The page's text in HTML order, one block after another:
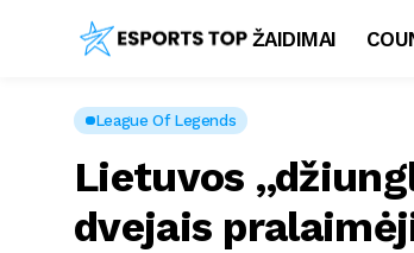
ŽAIDIMAI
League Of Legends
Lietuvos
dvejais